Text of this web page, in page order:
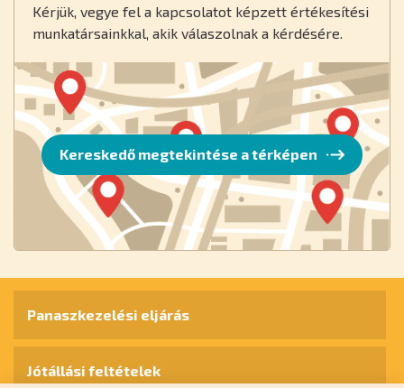
Kérjük, vegye fel a kapcsolatot képzett értékesítési
munkatársainkkal, akik válaszolnak a kérdésére.
Kereskedő megtekintése a térképen
Panaszkezelési eljárás
Jótállási feltételek